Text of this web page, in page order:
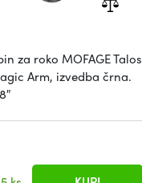
za roko MOFAGE Talos
Arm, izvedba črna.